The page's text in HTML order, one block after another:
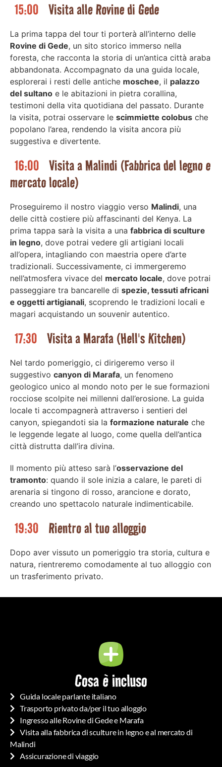
15:00 Visita alle Rovine di Gede
La prima tappa del tour ti porterà all’interno delle
Rovine di Gede, un sito storico immerso nella
foresta, che racconta la storia di un’antica città araba
abbandonata. Accompagnato da una guida locale,
esplorerai i resti delle antiche moschee, il palazzo
del sultano e le abitazioni in pietra corallina,
testimoni della vita quotidiana del passato. Durante
la visita, potrai osservare le scimmiette colobus che
popolano l’area, rendendo la visita ancora più
suggestiva e divertente.
16:00 Visita a Malindi (Fabbrica del legno e
mercato locale)
Proseguiremo il nostro viaggio verso Malindi, una
delle città costiere più affascinanti del Kenya. La
prima tappa sarà la visita a una fabbrica di sculture
in legno, dove potrai vedere gli artigiani locali
all’opera, intagliando con maestria opere d’arte
tradizionali. Successivamente, ci immergeremo
nell’atmosfera vivace del mercato locale, dove potrai
passeggiare tra bancarelle di spezie, tessuti africani
e oggetti artigianali, scoprendo le tradizioni locali e
magari acquistando un souvenir autentico.
17:30 Visita a Marafa (Hell's Kitchen)
Nel tardo pomeriggio, ci dirigeremo verso il
suggestivo canyon di Marafa, un fenomeno
geologico unico al mondo noto per le sue formazioni
rocciose scolpite nei millenni dall’erosione. La guida
locale ti accompagnerà attraverso i sentieri del
canyon, spiegandoti sia la formazione naturale che
le leggende legate al luogo, come quella dell’antica
città distrutta dall’ira divina.
Il momento più atteso sarà l’osservazione del
tramonto: quando il sole inizia a calare, le pareti di
arenaria si tingono di rosso, arancione e dorato,
creando uno spettacolo naturale indimenticabile.
19:30 Rientro al tuo alloggio
Dopo aver vissuto un pomeriggio tra storia, cultura e
natura, rientreremo comodamente al tuo alloggio con
un trasferimento privato.
Cosa è incluso
Guida locale parlante italiano
Trasporto privato da/per il tuo alloggio
Ingresso alle Rovine di Gede e Marafa
Visita alla fabbrica di sculture in legno e al mercato di
Malindi
Assicurazione di viaggio